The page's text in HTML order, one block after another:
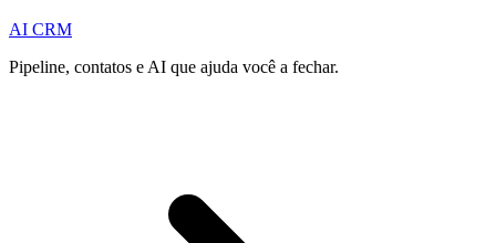
AI CRM
Pipeline, contatos e AI que ajuda você a fechar.